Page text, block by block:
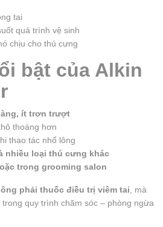
tai
quá trình vệ sinh
chịu cho thú cưng
bật của Alkin
ít trơn trượt
thoáng hơn
thao tác nhổ lông
nhiều loại thú cưng khác
trong grooming salon
phải thuốc điều trị viêm tai , mà
quy trình chăm sóc – phòng ngừa